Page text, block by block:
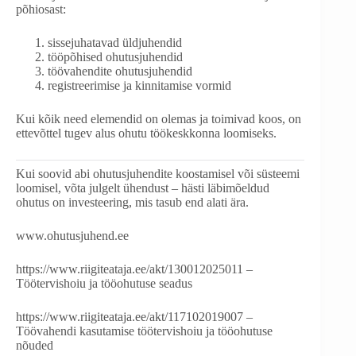
põhiosast:
sissejuhatavad üldjuhendid
tööpõhised ohutusjuhendid
töövahendite ohutusjuhendid
registreerimise ja kinnitamise vormid
Kui kõik need elemendid on olemas ja toimivad koos, on
ettevõttel tugev alus ohutu töökeskkonna loomiseks.
Kui soovid abi ohutusjuhendite koostamisel või süsteemi
loomisel, võta julgelt ühendust – hästi läbimõeldud
ohutus on investeering, mis tasub end alati ära.
www.ohutusjuhend.ee
https://www.riigiteataja.ee/akt/130012025011 –
Töötervishoiu ja tööohutuse seadus
https://www.riigiteataja.ee/akt/117102019007 –
Töövahendi kasutamise töötervishoiu ja tööohutuse
nõuded